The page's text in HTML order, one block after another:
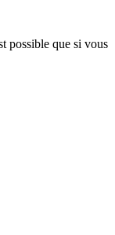
possible que si vous